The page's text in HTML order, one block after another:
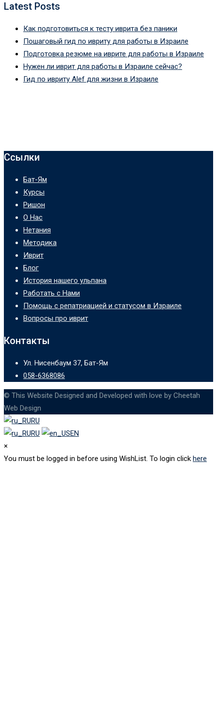
Latest Posts
Как подготовиться к тесту иврита без паники
Пошаговый гид по ивриту для работы в Израиле
Подготовка резюме на иврите для работы в Израиле
Нужен ли иврит для работы в Израиле сейчас?
Гид по ивриту Alef для жизни в Израиле
Ссылки
Бат-Ям
Курсы
Ришон
О Нас
Нетания
Методика
Иврит
Блог
История нашего ульпана
Работать с Нами
Помощь с репатриацией и статусом в Израиле
Вопросы про иврит
Контакты
Ул. Нисенбаум 37, Бат-Ям
058-6368086
© This Website Designed and Developed with love by Cheetah
Web Design
RU
RU
EN
×
You must be logged in before using WishList. To login click here